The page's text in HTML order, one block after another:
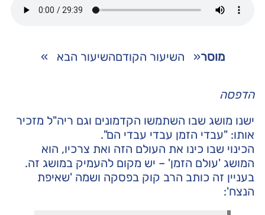
מוסר« השיעור הקודםהשיעור הבא »
הדפסה
ישנו מושג שבו השתמשו הקדמונים וגם ריה"ל מזכיר
אותו: "עבדי הזמן עבדי עבדי הם".
הכינוי שבו כינו את העולם הזה ואת צרכיו, הוא
המושג 'עולם הזמן' – יש מקום להעמיק במושג זה.
בעניין זה כותב הרב קוק בפסקה ושמה 'שאיפת
הנצח':